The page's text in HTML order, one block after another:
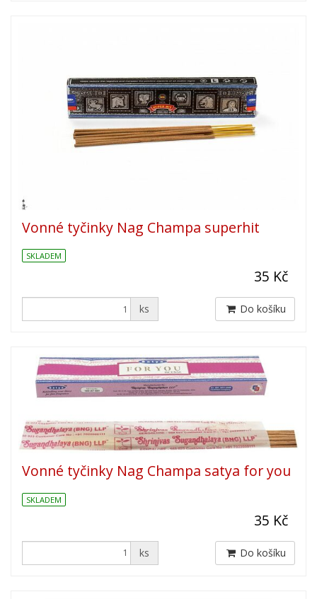
Vonné tyčinky Nag Champa superhit
SKLADEM
35 Kč
ks Do košíku
Vonné tyčinky Nag Champa satya for you
SKLADEM
35 Kč
ks Do košíku